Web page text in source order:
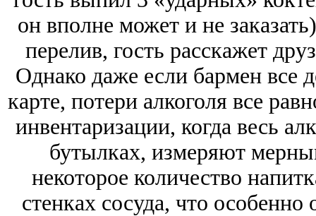
он вполне может и не
перелив, гость расскажет
Однако даже если бармен все
карте, потери алкоголя все
инвентаризации, когда весь
бутылках, измеряют
некоторое количество
стенках сосуда, что